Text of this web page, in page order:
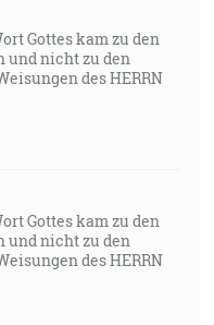
Gottes kam zu den
und nicht zu den
des HERRN
Gottes kam zu den
und nicht zu den
des HERRN